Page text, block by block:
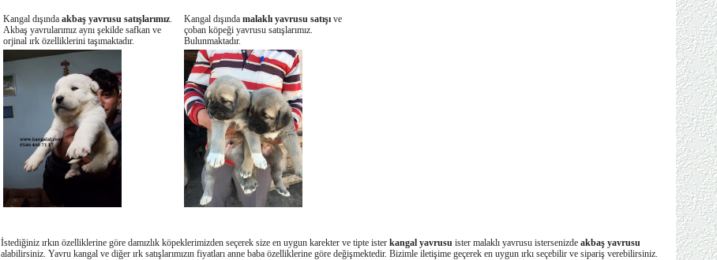
Kangal dışında akbaş yavrusu satışlarımız.
Akbaş yavrularımız aynı şekilde safkan ve
orjinal ırk özelliklerini taşımaktadır.
Kangal dışında malaklı yavrusu satışı ve
çoban köpeği yavrusu satışlarımız.
Bulunmaktadır.
İstediğiniz ırkın özelliklerine göre damızlık köpeklerimizden seçerek size en uygun karekter ve tipte ister kangal yavrusu ister malaklı yavrusu istersenizde akbaş yavrusu
alabilirsiniz. Yavru kangal ve diğer ırk satışlarımızın fiyatları anne baba özelliklerine göre değişmektedir. Bizimle iletişime geçerek en uygun ırkı seçebilir ve sipariş verebilirsiniz.